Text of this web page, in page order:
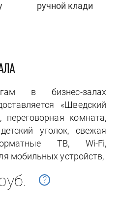
ручной клади
в бизнес-залах
«Шведский
переговорная комната,
уголок, свежая
ТВ, Wi-Fi,
мобильных устройств,
?